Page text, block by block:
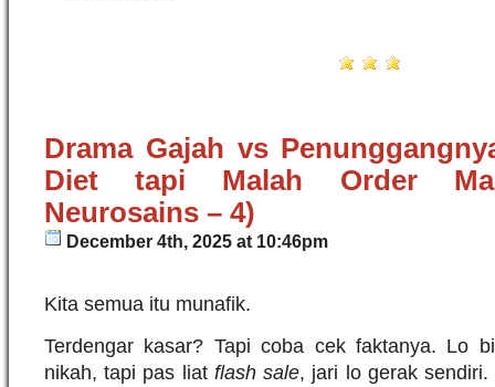
Drama Gajah vs
Diet tapi Malah Order
Neurosains – 4)
December 4th, 2025 at 10:46pm
Kita semua itu munafik.
Terdengar kasar? Tapi coba cek faktanya. Lo
nikah, tapi pas liat flash sale, jari lo gerak